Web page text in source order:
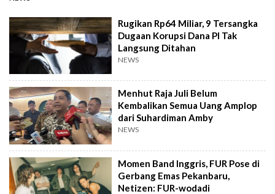
Rugikan Rp64 Miliar, 9 Tersangka
Dugaan Korupsi Dana PI Tak
Langsung Ditahan
NEWS
Menhut Raja Juli Belum
Kembalikan Semua Uang Amplop
dari Suhardiman Amby
NEWS
Momen Band Inggris, FUR Pose di
Gerbang Emas Pekanbaru,
Netizen: FUR-wodadi